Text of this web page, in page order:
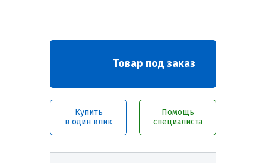
Товар под заказ
Купить
в один клик
Помощь
специалиста